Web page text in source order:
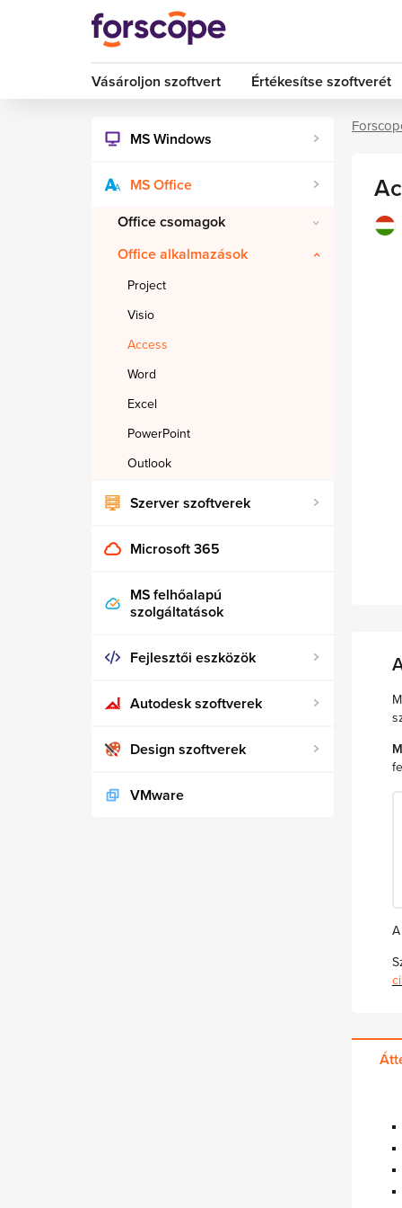
Vásároljon szoftvert Értékesítse szoftverét
MS Windows
MS Office
Office csomagok
Office alkalmazások
Project
Visio
Access
Word
Excel
PowerPoint
Outlook
Szerver szoftverek
Microsoft 365
MS felhőalapú
szolgáltatások
Fejlesztői eszközök
Autodesk szoftverek
Design szoftverek
VMware